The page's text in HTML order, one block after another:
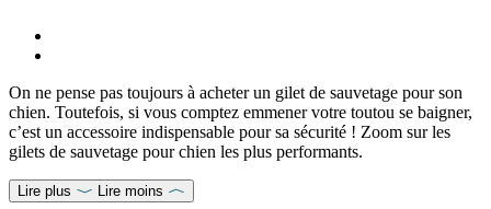
On ne pense pas toujours à acheter un gilet de sauvetage pour son
chien. Toutefois, si vous comptez emmener votre toutou se baigner,
c’est un accessoire indispensable pour sa sécurité ! Zoom sur les
gilets de sauvetage pour chien les plus performants.
Lire plus Lire moins